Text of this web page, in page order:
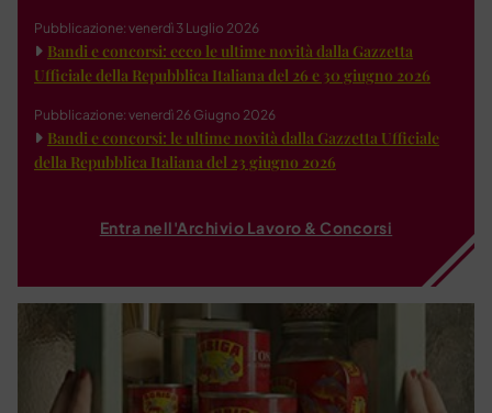
Pubblicazione: venerdì 3 Luglio 2026
Bandi e concorsi: ecco le ultime novità dalla Gazzetta
Ufficiale della Repubblica Italiana del 26 e 30 giugno 2026
Pubblicazione: venerdì 26 Giugno 2026
Bandi e concorsi: le ultime novità dalla Gazzetta Ufficiale
della Repubblica Italiana del 23 giugno 2026
Entra nell'Archivio Lavoro & Concorsi